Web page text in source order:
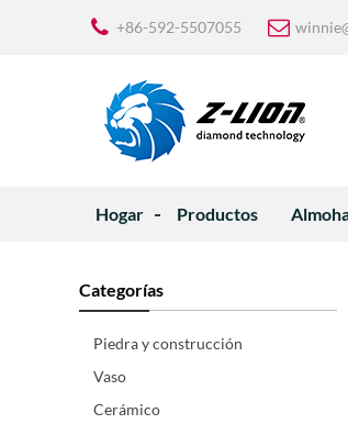
+86-592-5507055
Hogar Productos
Categorías
Piedra y construcción
Vaso
Cerámico